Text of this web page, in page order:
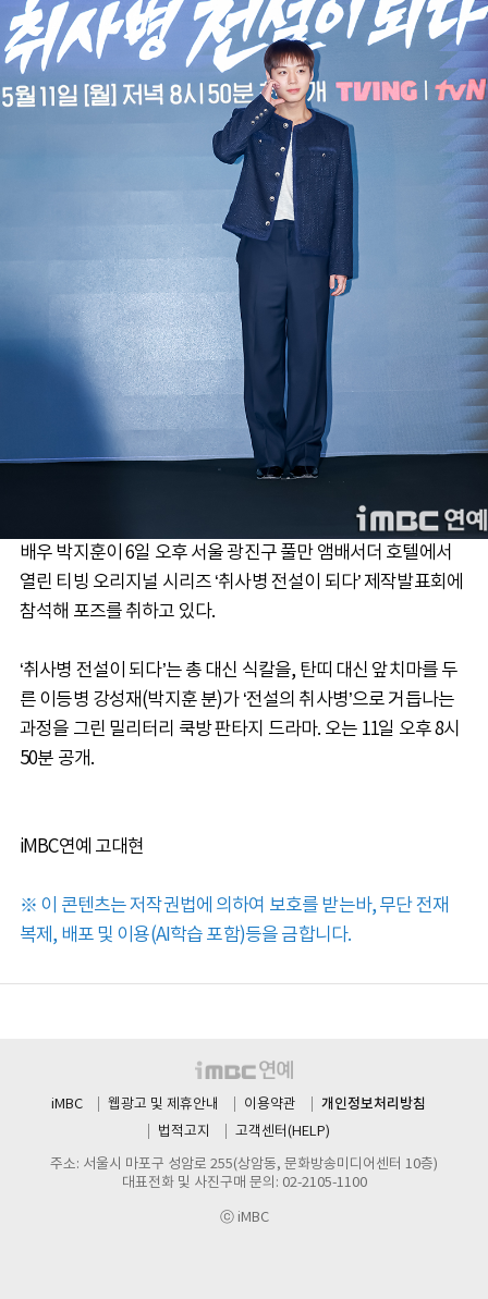
배우 박지훈이 6일 오후 서울 광진구 풀만 앰배서더 호텔에서
열린 티빙 오리지널 시리즈 ‘취사병 전설이 되다’ 제작발표회에
참석해 포즈를 취하고 있다.
‘취사병 전설이 되다’는 총 대신 식칼을, 탄띠 대신 앞치마를 두
른 이등병 강성재(박지훈 분)가 ‘전설의 취사병’으로 거듭나는
과정을 그린 밀리터리 쿡방 판타지 드라마. 오는 11일 오후 8시
50분 공개.
iMBC연예 고대현
※ 이 콘텐츠는 저작권법에 의하여 보호를 받는바, 무단 전재
복제, 배포 및 이용(AI학습 포함)등을 금합니다.
iMBC 웹광고 및 제휴안내 이용약관 개인정보처리방침
법적고지
고객센터(HELP)
주소: 서울시 마포구 성암로 255(상암동, 문화방송미디어센터 10층)
대표전화 및 사진구매 문의: 02-2105-1100
ⓒ iMBC